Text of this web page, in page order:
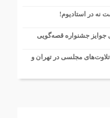
نه در استادیوم!
جوایز جشنواره قصه‌گویی
مجلسی در تهران و